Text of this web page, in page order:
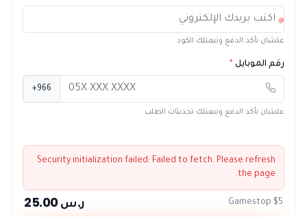
@
علشان نأكد الدفع ونبعتلك الكود
رقم الموبايل *
+966
علشان نأكد الدفع ونبعتلك تحديثات الطلب
Security initialization failed: Failed to fetch. Please refresh
the page.
Gamestop $5 ر.س 25.00